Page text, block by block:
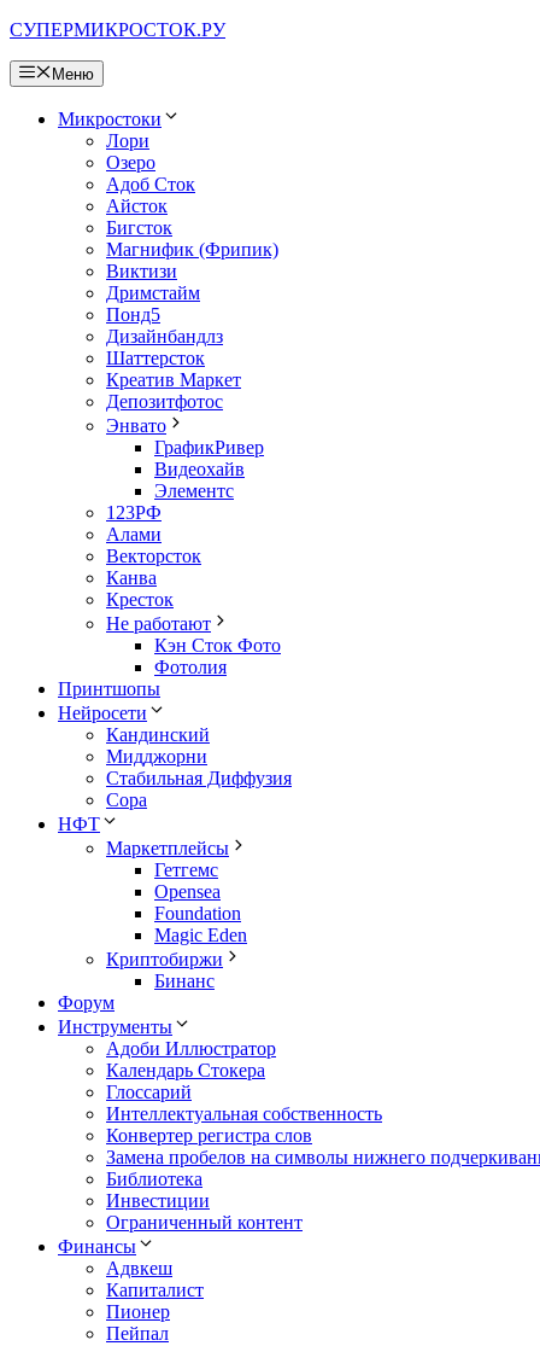
Перейти
содержимому
СУПЕРМИКРОСТОК.РУ
Меню
Микростоки
Лори
Озеро
Адоб Сток
Айсток
Бигсток
Магнифик (Фрипик)
Виктизи
Дримстайм
Понд5
Дизайнбандлз
Шаттерсток
Креатив Маркет
Депозитфотос
Энвато
ГрафикРивер
Видеохайв
Элементс
123РФ
Алами
Векторсток
Канва
Кресток
Не работают
Кэн Сток Фото
Фотолия
Принтшопы
Нейросети
Кандинский
Мидджорни
Стабильная Диффузия
Сора
НФТ
Маркетплейсы
Гетгемс
Opensea
Foundation
Magic Eden
Криптобиржи
Бинанс
Форум
Инструменты
Адоби Иллюстратор
Календарь Стокера
Глоссарий
Интеллектуальная собственность
Конвертер регистра слов
Замена пробелов на символы нижнего
Библиотека
Инвестиции
Ограниченный контент
Финансы
Адвкеш
Капиталист
Пионер
Пейпал